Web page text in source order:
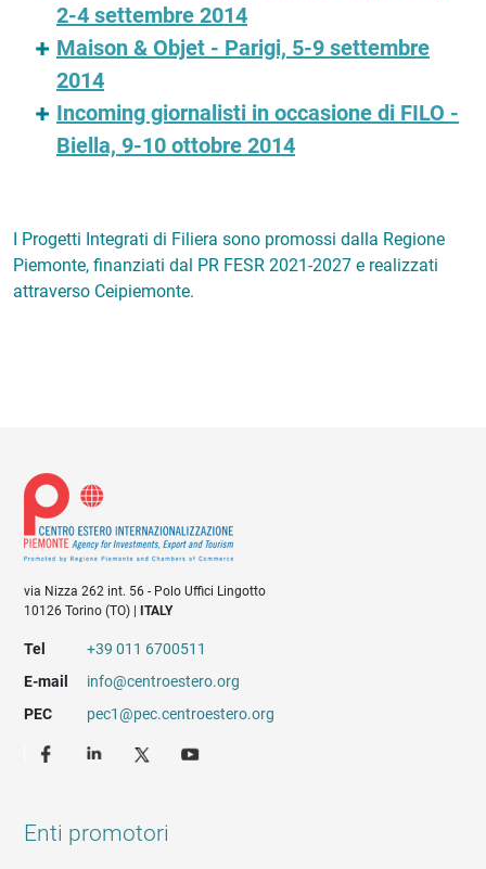
2-4 settembre 2014
Maison & Objet - Parigi, 5-9 settembre
2014
Incoming giornalisti in occasione di FILO -
Biella, 9-10 ottobre 2014
I Progetti Integrati di Filiera sono promossi dalla Regione
Piemonte, finanziati dal PR FESR 2021-2027 e realizzati
attraverso Ceipiemonte.
via Nizza 262 int. 56 - Polo Uffici Lingotto
10126 Torino (TO) |
ITALY
Tel
+39 011 6700511
E-mail
info@centroestero.org
PEC
pec1@pec.centroestero.org
Enti promotori